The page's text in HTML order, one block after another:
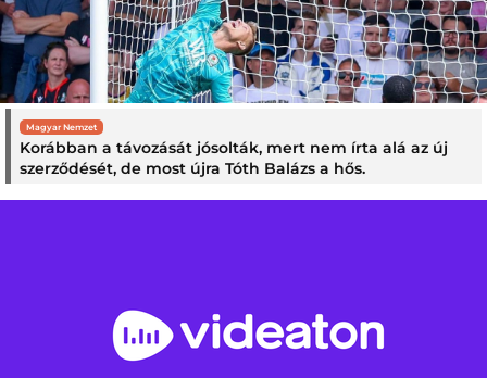
Magyar Nemzet
Korábban a távozását jósolták, mert nem írta alá az új
szerződését, de most újra Tóth Balázs a hős.